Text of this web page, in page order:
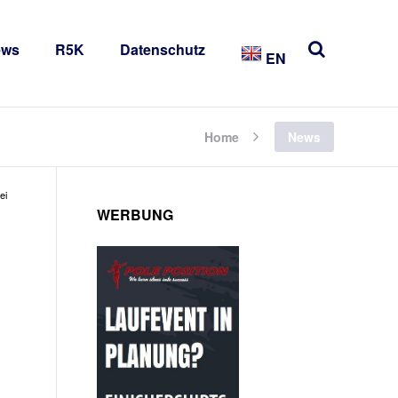
R5K Datenschutz EN
Home News
WERBUNG